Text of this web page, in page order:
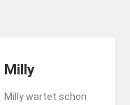
Milly
Milly wartet schon